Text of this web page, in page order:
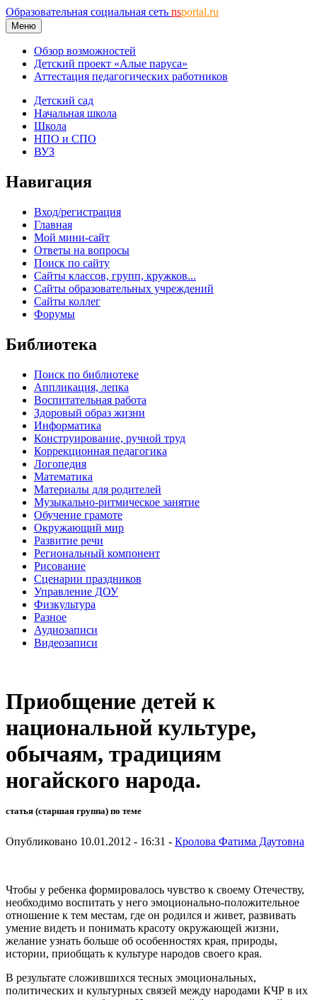
Образовательная социальная сеть nsportal.ru
Меню
Обзор возможностей
Детский проект «Алые паруса»
Аттестация педагогических работников
Детский сад
Начальная школа
Школа
НПО и СПО
ВУЗ
Навигация
Вход/регистрация
Главная
Мой мини-сайт
Ответы на вопросы
Поиск по сайту
Сайты классов, групп, кружков...
Сайты образовательных учреждений
Сайты коллег
Форумы
Библиотека
Поиск по библиотеке
Аппликация, лепка
Воспитательная работа
Здоровый образ жизни
Информатика
Конструирование, ручной труд
Коррекционная педагогика
Логопедия
Математика
Материалы для родителей
Музыкально-ритмическое занятие
Обучение грамоте
Окружающий мир
Развитие речи
Региональный компонент
Рисование
Сценарии праздников
Управление ДОУ
Физкультура
Разное
Аудиозаписи
Видеозаписи
Приобщение детей к
национальной культуре,
обычаям, традициям
ногайского народа.
статья (старшая группа) по теме
Опубликовано 10.01.2012 - 16:31 - Кролова Фатима Даутовна
Чтобы у ребенка формировалось чувство к своему Отечеству,
необходимо воспитать у него эмоционально-положительное
отношение к тем местам, где он родился и живет, развивать
умение видеть и понимать красоту окружающей жизни,
желание узнать больше об особенностях края, природы,
истории, приобщать к культуре народов своего края.
В результате сложившихся тесных эмоциональных,
политических и культурных связей между народами КЧР в их